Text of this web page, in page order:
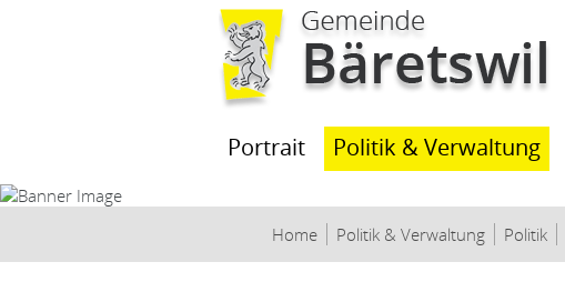
Kopfzeile
Portrait Politik & Verwaltung
Home Politik & Verwaltung Politik